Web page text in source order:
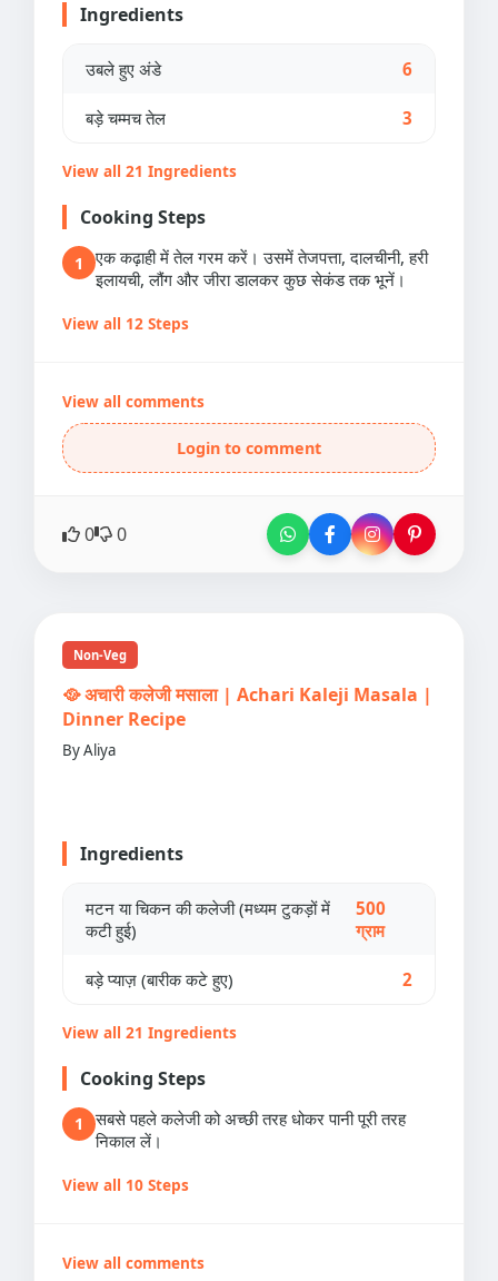
Ingredients
उबले हुए अंडे 6
बड़े चम्मच तेल 3
View all 21 Ingredients
Cooking Steps
1
एक कढ़ाही में तेल गरम करें। उसमें तेजपत्ता, दालचीनी, हरी
इलायची, लौंग और जीरा डालकर कुछ सेकंड तक भूनें।
View all 12 Steps
View all comments
Login to comment
0 0
Non-Veg
🥘 अचारी कलेजी मसाला | Achari Kaleji Masala |
Dinner Recipe
By Aliya
Ingredients
मटन या चिकन की कलेजी (मध्यम टुकड़ों में
कटी हुई)
500
ग्राम
बड़े प्याज़ (बारीक कटे हुए) 2
View all 21 Ingredients
Cooking Steps
1
सबसे पहले कलेजी को अच्छी तरह धोकर पानी पूरी तरह
निकाल लें।
View all 10 Steps
View all comments